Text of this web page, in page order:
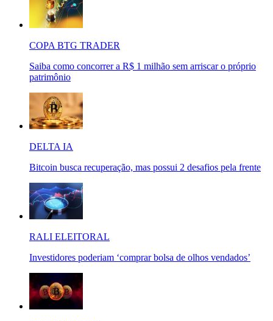
COPA BTG TRADER
Saiba como concorrer a R$ 1 milhão sem arriscar o próprio
patrimônio
DELTA IA
Bitcoin busca recuperação, mas possui 2 desafios pela frente
RALI ELEITORAL
Investidores poderiam ‘comprar bolsa de olhos vendados’